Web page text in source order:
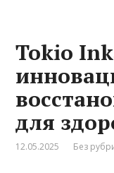
Tokio
для
12.05.2025 Без